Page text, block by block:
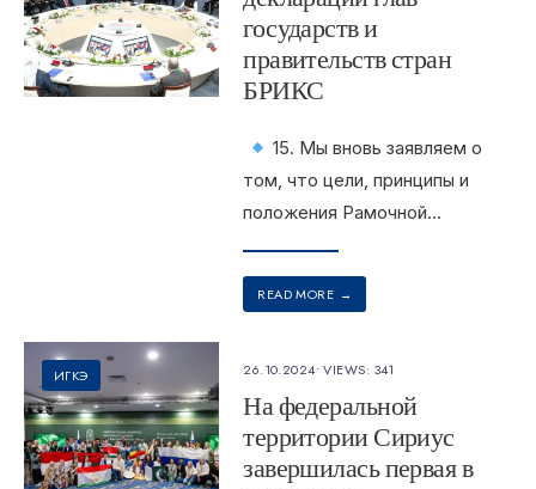
государств и
правительств стран
БРИКС
15. Мы вновь заявляем о
том, что цели, принципы и
положения Рамочной...
READ MORE →
ИГКЭ 26.10.2024•VIEWS: 341
На федеральной
территории Сириус
завершилась первая в